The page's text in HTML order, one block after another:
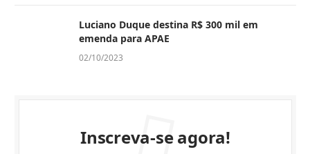
Luciano Duque destina R$ 300 mil em
emenda para APAE
02/10/2023
Inscreva-se agora!